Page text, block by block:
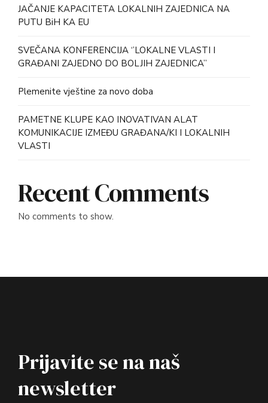
JAČANJE KAPACITETA LOKALNIH ZAJEDNICA NA
PUTU BiH KA EU
SVEČANA KONFERENCIJA ‘’LOKALNE VLASTI I
GRAĐANI ZAJEDNO DO BOLJIH ZAJEDNICA’’
Plemenite vještine za novo doba
PAMETNE KLUPE KAO INOVATIVAN ALAT
KOMUNIKACIJE IZMEĐU GRAĐANA/KI I LOKALNIH
VLASTI
Recent Comments
No comments to show.
Prijavite se na naš
newsletter